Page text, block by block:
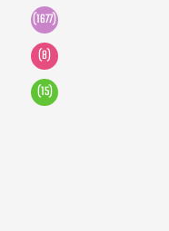
(1677)
(8)
(15)